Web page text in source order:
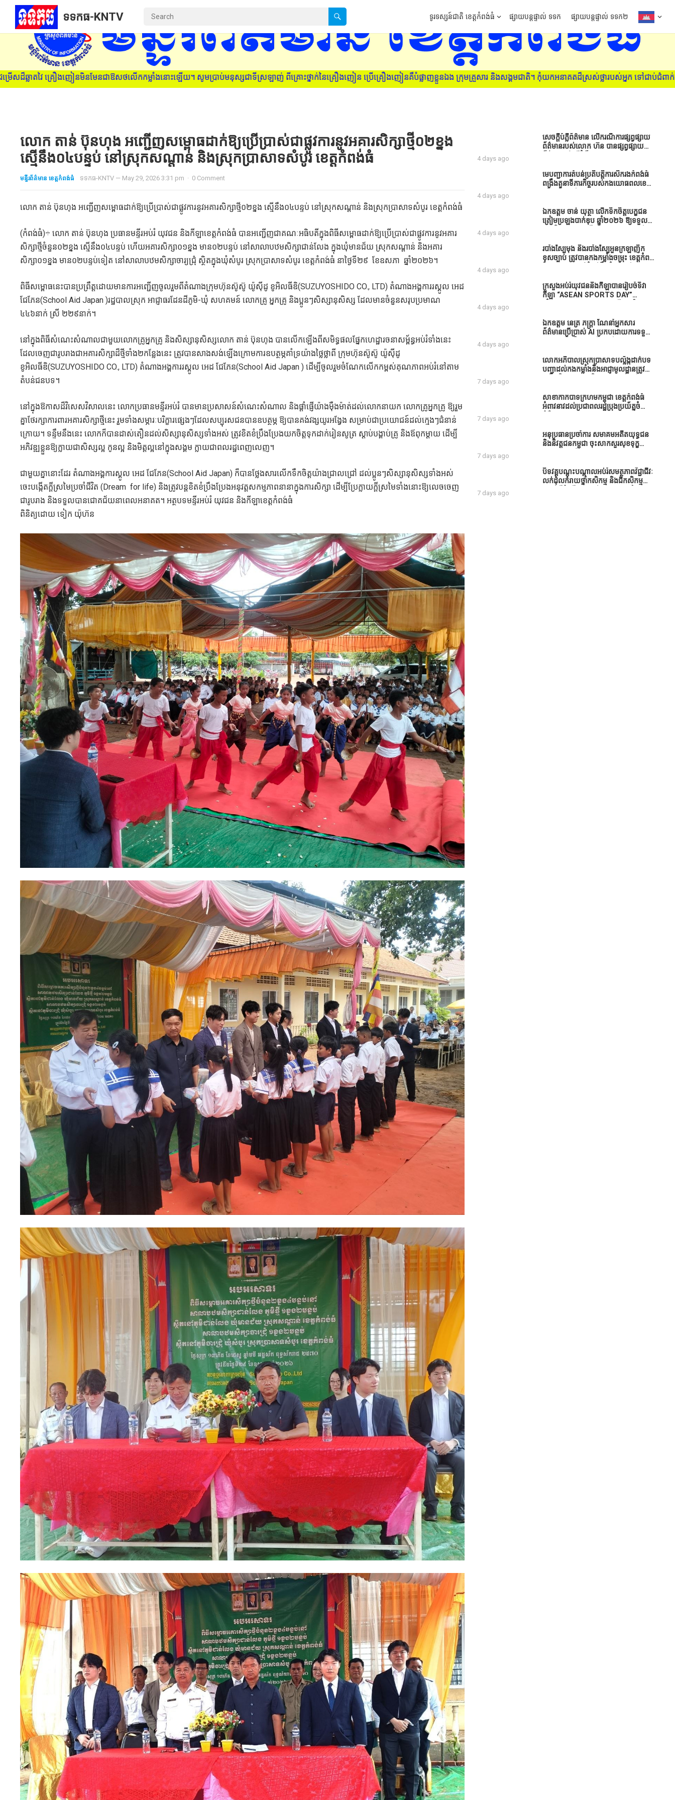
ែនជាឱសថលើកកម្លាំងនោះឡើយ។ សូមប្រាប់មនុស្សជាទីស្រឡាញ់ ពីគ្រោះថ្នាក់នៃគ្រឿងញៀន ប្រើគ្រឿងញៀនគឺបំផ្លាញខ្លួនឯង ក្រុមគ្រួសារ និងសង្គមជាតិ។ កុំយកអនាគតដ៏ស្រស់ថ្លារបស់អ្នក ទៅជាប់ជំពាក់នឹងគ្រឿងញៀន ស្វែងរក
ទទកធ-KNTV ទូរទស្សន៍ជាតិ ខេត្តកំពង់ធំ ផ្សាយបន្តផ្ទាល់ ទទក ផ្សាយបន្តផ្ទាល់ ទទក២
លោក តាន់ ប៊ុនហុង អញ្ជើញសម្ពោធដាក់ឱ្យប្រើប្រាស់ជាផ្លូវការនូវអគារសិក្សាថ្មី០២ខ្នង
ស្មើនឹង០៤បន្ទប់ នៅស្រុកសណ្តាន់ និងស្រុកប្រាសាទសំបូរ ខេត្តកំពង់ធំ
មន្ទីរព័ត៌មាន ខេត្តកំពង់ធំ ទទកធ-KNTV — May 29, 2026 3:31 pm · 0 Comment
លោក តាន់ ប៊ុនហុង អញ្ជើញសម្ពោធដាក់ឱ្យប្រើប្រាស់ជាផ្លូវការនូវអគារសិក្សាថ្មី០២ខ្នង ស្មើនឹង០៤បន្ទប់ នៅស្រុកសណ្តាន់ និងស្រុកប្រាសាទសំបូរ ខេត្តកំពង់ធំ
(កំពង់ធំ)÷ លោក តាន់ ប៊ុនហុង ប្រធានមន្ទីរអប់រំ យុវជន និងកីឡាខេត្តកំពង់ធំ បានអញ្ជើញជាគណៈអធិបតីក្នុងពិធីសម្ពោធដាក់ឱ្យប្រើប្រាស់ជាផ្លូវការនូវអគារ
សិក្សាថ្មីចំនួន០២ខ្នង ស្មើនឹង០៤បន្ទប់ ហើយអគារសិក្សា០១ខ្នង មាន០២បន្ទប់ នៅសាលាបឋមសិក្សាជាន់លែង ក្នុងឃុំមានជ័យ ស្រុកសណ្តាន់ និងអគារ
សិក្សា០១ខ្នង មាន០២បន្ទប់ទៀត នៅសាលាបឋមសិក្សាចារ្យជ្រុំ ស្ថិតក្នុងឃុំសំបូរ ស្រុកប្រាសាទសំបូរ ខេត្តកំពង់ធំ នាថ្ងៃទី២៩ ខែឧសភា ឆ្នាំ២០២៦។
ពិធីសម្ពោធនេះបានប្រព្រឹត្តដោយមានការអញ្ជើញចូលរួមពីតំណាងក្រុមហ៊ុនស៊ូស៊ូ យ៉ូស៊ីដូ ខូអិលធីឌិ(SUZUYOSHIDO CO., LTD) តំណាងអង្គការរស្គូល អេដ
ជែភែន(School Aid Japan )រដ្ឋបាលស្រុក អាជ្ញាធរដែនដីភូមិ-ឃុំ សហគមន៍ លោកគ្រូ អ្នកគ្រូ និងប្អូនៗសិស្សានុសិស្ស ដែលមានចំនួនសរុបប្រមាណ
៤៤៦នាក់ ស្រី ២២៩នាក់។
នៅក្នុងពិធីសំណេះសំណាលជាមួយលោកគ្រូអ្នកគ្រូ និងសិស្សានុសិស្សលោក តាន់ ប៊ុនហុង បានលើកឡើងពីសមិទ្ធផលផ្នែកហេដ្ឋារចនាសម្ព័ន្ធអប់រំទាំងនេះ
ដែលចេញជារូបរាងជាអគារសិក្សាដ៏ថ្មីទាំង២កន្លែងនេះ ត្រូវបានសាងសង់ឡើងក្រោមការឧបត្ថម្ភគាំទ្រយ៉ាងថ្លៃថ្លាពី ក្រុមហ៊ុនស៊ូស៊ូ យ៉ូស៊ីដូ
ខូអិលធីឌិ(SUZUYOSHIDO CO., LTD) តំណាងអង្គការរស្គូល អេដ ជែភែន(School Aid Japan ) ដើម្បីចូលរួមចំណែកលើកកម្ពស់គុណភាពអប់រំនៅតាម
តំបន់ជនបទ។
នៅក្នុងឱកាសដ៏វិសេសវិសាលនេះ លោកប្រធានមន្ទីរអប់រំ បានមានប្រសាសន៍សំណេះសំណាល និងផ្តាំផ្ញើយ៉ាងម៉ឺងម៉ាត់ដល់លោកនាយក លោកគ្រូអ្នកគ្រូ ឱ្យរួម
គ្នាថែរក្សាការពារអគារសិក្សាថ្មីនេះ រួមទាំងសម្ភារៈបរិក្ខារផ្សេងៗដែលសប្បុរសជនបានឧបត្ថម្ភ ឱ្យបានគង់វង្សយូរអង្វែង សម្រាប់ជាប្រយោជន៍ដល់ក្មេងៗជំនាន់
ក្រោយ។ ទន្ទឹមនឹងនេះ លោកក៏បានដាស់តឿនដល់សិស្សានុសិស្សទាំងអស់ ត្រូវខិតខំប្រឹងប្រែងយកចិត្តទុកដាក់រៀនសូត្រ ស្ដាប់បង្គាប់គ្រូ និងឪពុកម្ដាយ ដើម្បី
អភិវឌ្ឍខ្លួនឱ្យក្លាយជាសិស្សល្អ កូនល្អ និងមិត្តល្អនៅក្នុងសង្គម ក្លាយជាពលរដ្ឋពេញលេញ។
ជាមួយគ្នានោះដែរ តំណាងអង្គការស្គូល អេដ ជែភែន(School Aid Japan) ក៏បានថ្លែងសារលើកទឹកចិត្តយ៉ាងជ្រាលជ្រៅ ដល់ប្អូនៗសិស្សានុសិស្សទាំងអស់
ចេះបង្កើតក្តីស្រមៃប្រចាំជីវិត (Dream for life) និងត្រូវបន្តខិតខំប្រឹងប្រែងអនុវត្តសកម្មភាពនានាក្នុងការសិក្សា ដើម្បីប្រែក្លាយក្តីស្រមៃទាំងនោះឱ្យលេចចេញ
ជារូបរាង និងទទួលបានជោគជ័យនាពេលអនាគត។ អត្ថបទមន្ទីរអប់រំ យុវជន និងកីឡាខេត្តកំពង់ធំ
ពិនិត្យដោយ ទៀក យ៉ុហ៊ន
សេចក្តីបំភ្លឺព័ត៌មាន លេីករណីការផ្សព្វផ្សាយ
ព័ត៌មានរបស់លោក ហ៊ន បានផ្សព្វផ្សាយ
២០២៦ នេះ ដោយបានដាក់ចំណងជើងថា
«ខេត្តកំពង់ធំ សូមសំណូមពរទៅដល់
ខ្លះទៅព្រោះឥឡូវដឹងហើយថាពិបាករកលុយ
ណាស់គាត់ដាំដំណាំសឹកសឹងតែខ្ចីលុយ
ធនាគារយកមកដាំ ព្រោះមួយរយៈចុងក្រោយ
ពាក់ព័ន្ធនិងអាជ្ញាធរជាមួយនឹងប្រជាពលរដ្ឋ
រឿងដីអាស្រ័យផល»
4 days ago
មេបញ្ជាការតំបន់ប្រតិបត្តិការសឹករងកំពង់ធំ
ពង្រឹងតួនាទីភារកិច្ចរបស់កងយោធពលខេមរ
4 days ago
ឯកឧត្តម ចាន់ យុត្ថា លើកទឹកចិត្តបេក្ខជន
ត្រៀមប្រឡងបាក់ឌុប ឆ្នាំ២០២៦ ឱ្យទទួល
4 days ago
របាំង​ស្បៃ​មុង​ និង​របាំង​ស្បៃ​អួន​ក្រឡា​ញឹក​
ខុស​ច្បាប់​ ត្រូវ​បាន​កងកម្លាំង​ចម្រុះ​ ខេត្តកំពង់​
4 days ago
ក្រសួងអប់រំយុវជននិងកីឡាបានរៀបចំទិវា
កីឡា “ASEAN SPORTS DAY”
កំពង់ធំ( Video inside)
4 days ago
ឯកឧត្តម នេត្រ ភក្ត្រា ណែនាំអ្នកសារ
ព័ត៌មានប្រើប្រាស់ AI ប្រកបដោយការទទួល
ព្រោះ AI មិនមែនជាអ្នកទទួលខុសត្រូវនៃ
អត្ថបទព័ត៌មាននោះទេ
4 days ago
លោកអភិបាលស្រុកប្រាសាទបល្ល័ង្កដាក់បទ
បញ្ជាដល់កងកម្លាំងនិងអាជ្ញាមូលដ្ឋានត្រូវ
7 days ago
សាខាកាកបាទក្រហមកម្ពុជា ខេត្តកំពង់ធំ
អំពាវនាវដល់ប្រជាពលរដ្ឋប្រុងប្រយ័ត្នចំពោះ
7 days ago
អនុប្រធានប្រចាំការ សមាគមអតីតយុទ្ធជន
និងនិវត្តជនកម្ពុជា ចុះសាកសួរសុខទុក្ខ
អភិវឌ្ឍន៍អតីតយុទ្ធជន មរតកតេជោធិបតី
ថ្លុកកព្រីង
7 days ago
បិទវគ្គបណ្តុះបណ្តាលអប់រំសមត្ថភាពវិជ្ជាជីវៈ
លក់ដុំលក់រាយថ្នាំកសិកម្ម និងជីកសិកម្ម
7 days ago